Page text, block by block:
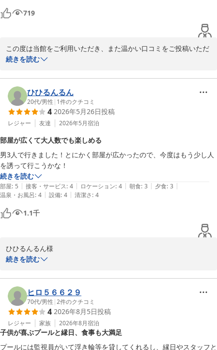
719
この度は当館をご利用いただき、また温かい口コミをご投稿いただ
き誠にありがとうございます。
こと、大変嬉しく拝読いたしました。また、ウェルカムフリードリ
ンクや湯上がりアイス、お食事につきましてもお褒めのお言葉をい
ただき、スタッフ一同の励みになります。
「また行きたい」とのお言葉は、私どもにとって何よりの喜びで
す。これからも皆様に快適で思い出に残るご滞在をご提供できるよ
またお会いできます日を、スタッフ一同心よりお待ちしておりま
す。
ウェルネの森　伊東スタッフ一同
ウェルネスの森 伊東（共立リゾート）
2026-07-17
続きを読む
ひひるんるん
20代/男性 | 1件のクチコミ
4 2026年5月26日投稿
レジャー 友達 2026年5月宿泊
部屋が広くて大人数でも楽しめる
男3人で行きました！とにかく部屋が広かったので、今度はもう少し人
を誘って行こうかな！
続きを読む
部屋: 5 | 接客・サービス: 4 | ロケーション: 4 | 朝食: 3 | 夕食: 3 |
温泉・お風呂: 4 | 設備: 4 | 清潔さ: 4
1.1千
ひひるんるん様
ございました。
広いお部屋で楽しい時間をお過ごしいただけたと伺い、大変嬉しく
存じます。
これからもより快適にお過ごしいただけるよう努めてまいりますの
で、
また皆様でお越しをお待ち申し上げております。
続きを読む
ヒロ５６６２９
70代/男性 |2件のクチコミ
4 2026年8月5日投稿
レジャー 家族 2026年8月宿泊
子供が喜ぶプールと縁日、食事も大満足
プールには監視員がいて浮き輪等を貸してくれるし、縁日やスタッフと